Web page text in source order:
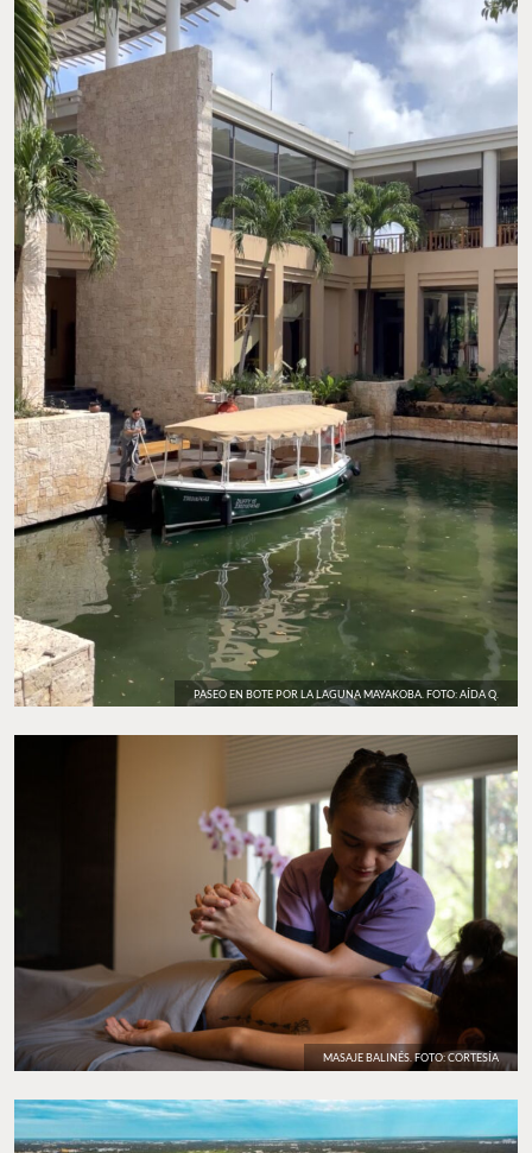
PASEO EN BOTE POR LA LAGUNA MAYAKOBA. FOTO: AÍDA Q.
MASAJE BALINÉS. FOTO: CORTESÍA